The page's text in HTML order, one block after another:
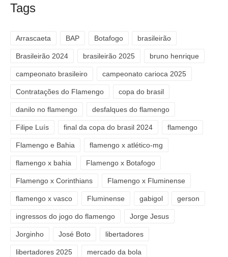
Tags
Arrascaeta BAP Botafogo brasileirão
Brasileirão 2024 brasileirão 2025 bruno henrique
campeonato brasileiro campeonato carioca 2025
Contratações do Flamengo copa do brasil
danilo no flamengo desfalques do flamengo
Filipe Luís final da copa do brasil 2024 flamengo
Flamengo e Bahia flamengo x atlético-mg
flamengo x bahia Flamengo x Botafogo
Flamengo x Corinthians Flamengo x Fluminense
flamengo x vasco Fluminense gabigol gerson
ingressos do jogo do flamengo Jorge Jesus
Jorginho José Boto libertadores
libertadores 2025 mercado da bola